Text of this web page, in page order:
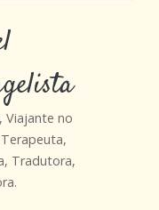
Viajante no
Tradutora,